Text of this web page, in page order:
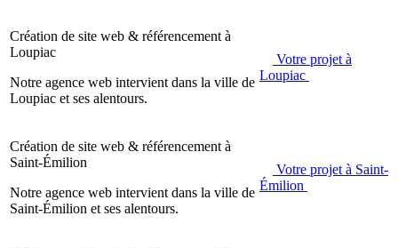
Création de site web & référencement à
Loupiac
Notre agence web intervient dans la ville de
Loupiac et ses alentours.
Votre projet à
Loupiac
Création de site web & référencement à
Saint-Émilion
Notre agence web intervient dans la ville de
Saint-Émilion et ses alentours.
Votre projet à Saint-
Émilion